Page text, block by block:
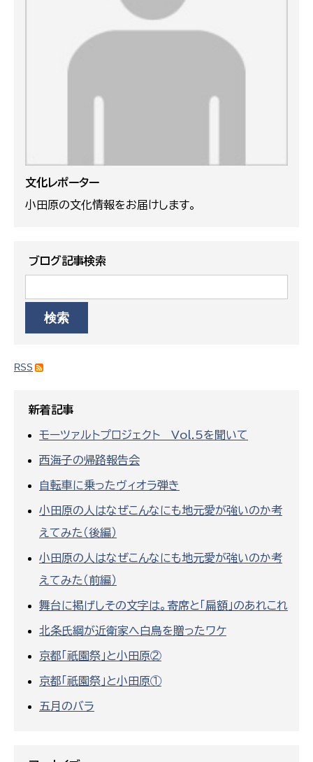
文化レポーター
小田原の文化情報をお届けします。
ブログ記事検索
RSS
新着記事
モーツァルトプロジェクト Vol.5を聞いて
西海子の帰路報告会
自転車に乗ったヴィオラ弾き
小田原の人はなぜこんなにも地元愛が強いのか考
えてみた（後編）
小田原の人はなぜこんなにも地元愛が強いのか考
えてみた（前編）
舞台に掲げしその文字は。寄席と「扁額」のあれこれ
北条氏綱が近衛家へ白鳥を贈ったワケ
京都「祇園祭」と小田原②
京都「祇園祭」と小田原①
五月のバラ